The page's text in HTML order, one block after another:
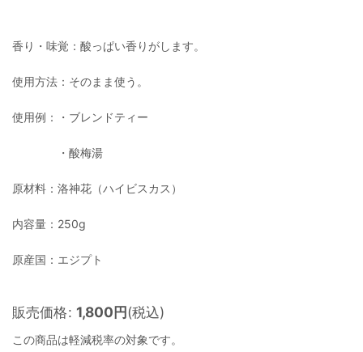
香り・味覚：酸っぱい香りがします。
使用方法：そのまま使う。
使用例：・ブレンドティー
・酸梅湯
原材料：洛神花（ハイビスカス）
内容量：250g
原産国：エジプト
販売価格: 1,800円(税込)
この商品は軽減税率の対象です。